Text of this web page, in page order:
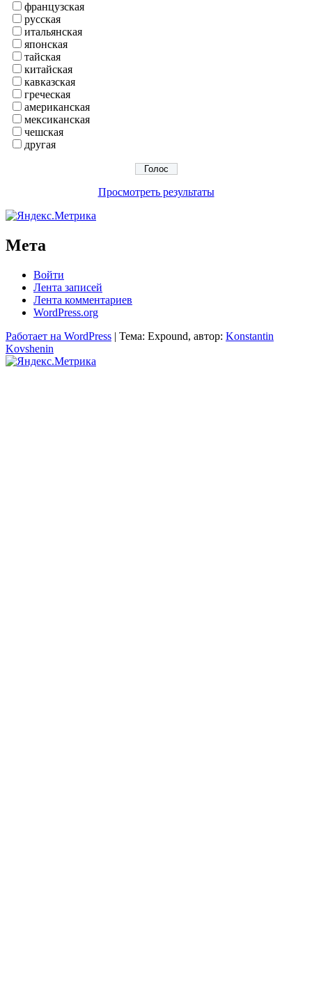
французская
русская
итальянская
японская
тайская
китайская
кавказская
греческая
американская
мексиканская
чешская
другая
Просмотреть результаты
Мета
Войти
Лента записей
Лента комментариев
WordPress.org
Работает на WordPress | Тема: Expound, автор: Konstantin
Kovshenin